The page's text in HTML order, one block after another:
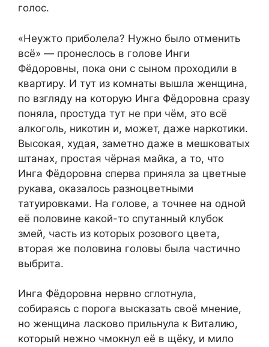
голос.
«Неужто приболела? Нужно было отменить
всё» — пронеслось в голове Инги
Фёдоровны, пока они с сыном проходили в
квартиру. И тут из комнаты вышла женщина,
по взгляду на которую Инга Фёдоровна сразу
поняла, простуда тут не при чём, это всё
алкоголь, никотин и, может, даже наркотики.
Высокая, худая, заметно даже в мешковатых
штанах, простая чёрная майка, а то, что
Инга Фёдоровна сперва приняла за цветные
рукава, оказалось разноцветными
татуировками. На голове, а точнее на одной
её половине какой-то спутанный клубок
змей, часть из которых розового цвета,
вторая же половина головы была частично
выбрита.
Инга Фёдоровна нервно сглотнула,
собираясь с порога высказать своё мнение,
но женщина ласково прильнула к Виталию,
который нежно чмокнул её в щёку, и мило